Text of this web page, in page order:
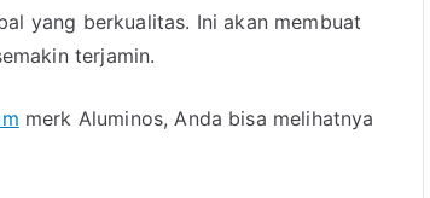
yang berkualitas. Ini akan membuat
terjamin.
merk Aluminos, Anda bisa melihatnya